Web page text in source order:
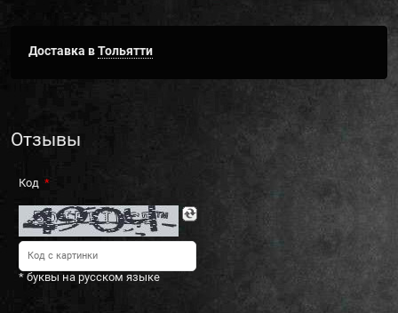
Доставка вТольятти
Отзывы
Код
* буквы на русском языке